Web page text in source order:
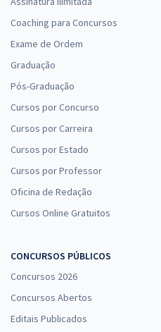
Coaching para Concursos
Exame de Ordem
Graduação
Pós-Graduação
Cursos por Concurso
Cursos por Carreira
Cursos por Estado
Cursos por Professor
Oficina de Redação
Cursos Online Gratuitos
CONCURSOS PÚBLICOS
Concursos 2026
Concursos Abertos
Editais Publicados